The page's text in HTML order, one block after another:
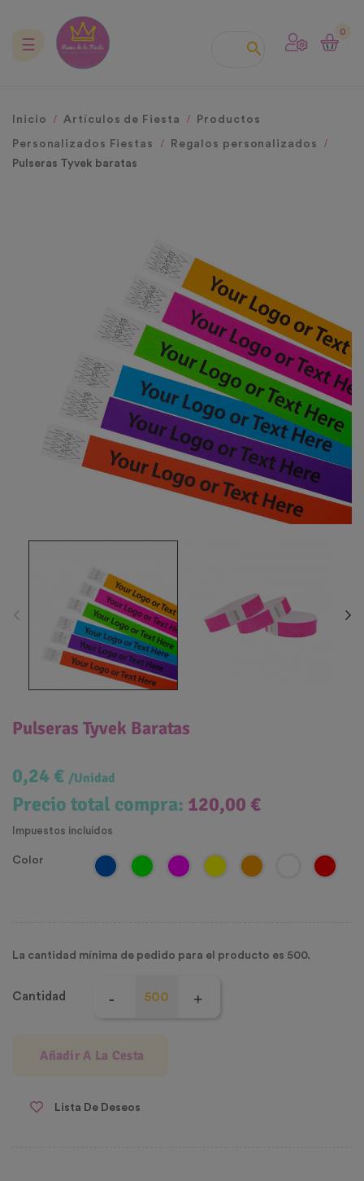

0
Navegación
☰
Inicio Artículos de Fiesta Productos
Personalizados Fiestas
Regalos personalizados
Pulseras Tyvek baratas
Pulseras Tyvek Baratas
0,24 € /Unidad
Precio total compra: 120,00 €
Impuestos incluidos
Color
La cantidad mínima de pedido para el producto es 500.
Cantidad
Añadir A La Cesta
Lista De Deseos